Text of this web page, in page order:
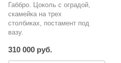
Габбро. Цоколь с оградой,
скамейка на трех
столбиках, постамент под
вазу.
310 000 руб.